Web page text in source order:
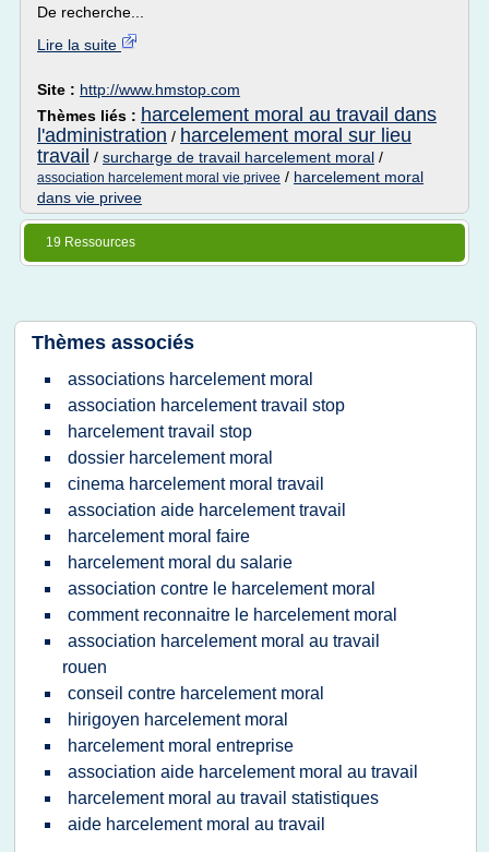
De recherche...
Lire la suite
Site : http://www.hmstop.com
Thèmes liés : harcelement moral au travail dans
l'administration / harcelement moral sur lieu
travail / surcharge de travail harcelement moral /
association harcelement moral vie privee / harcelement moral
dans vie privee
19 Ressources
Thèmes associés
associations harcelement moral
association harcelement travail stop
harcelement travail stop
dossier harcelement moral
cinema harcelement moral travail
association aide harcelement travail
harcelement moral faire
harcelement moral du salarie
association contre le harcelement moral
comment reconnaitre le harcelement moral
association harcelement moral au travail
rouen
conseil contre harcelement moral
hirigoyen harcelement moral
harcelement moral entreprise
association aide harcelement moral au travail
harcelement moral au travail statistiques
aide harcelement moral au travail